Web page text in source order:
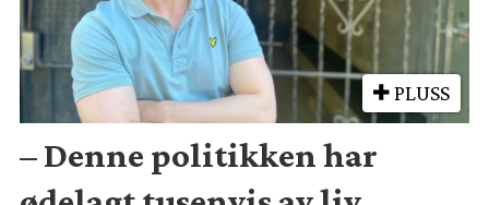
PLUSS
– Denne politikken har